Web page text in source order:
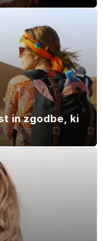
in zgodbe, ki